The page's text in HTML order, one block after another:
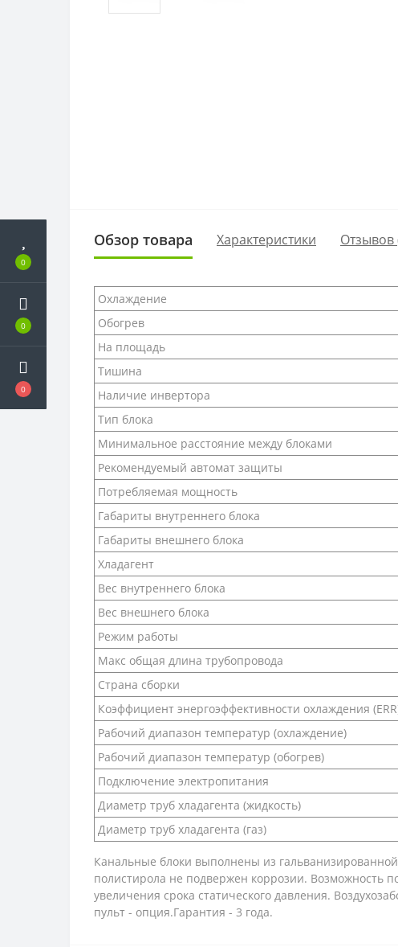
0
0
0
Обзор товара Характеристики Отзывов
Охлаждение
Обогрев
На площадь
Тишина
Наличие инвертора
Тип блока
Минимальное расстояние между блоками
Рекомендуемый автомат защиты
Потребляемая мощность
Габариты внутреннего блока
Габариты внешнего блока
Хладагент
Вес внутреннего блока
Вес внешнего блока
Режим работы
Макс общая длина трубопровода
Страна сборки
Коэффициент энергоэффективности охлаждения
Рабочий диапазон температур (охлаждение)
Рабочий диапазон температур (обогрев)
Подключение электропитания
Диаметр труб хладагента (жидкость)
Диаметр труб хладагента (газ)
Канальные блоки выполнены из
полистирола не подвержен коррозии. Возможность
увеличения срока статического давления.
пульт - опция.Гарантия - 3 года.